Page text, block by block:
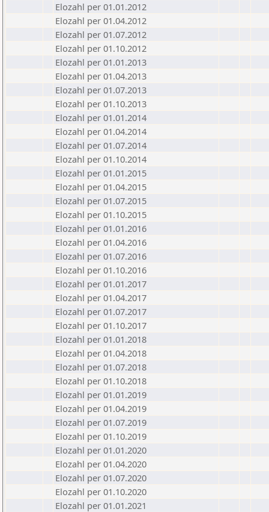
Elozahl per 01.01.2012
Elozahl per 01.04.2012
Elozahl per 01.07.2012
Elozahl per 01.10.2012
Elozahl per 01.01.2013
Elozahl per 01.04.2013
Elozahl per 01.07.2013
Elozahl per 01.10.2013
Elozahl per 01.01.2014
Elozahl per 01.04.2014
Elozahl per 01.07.2014
Elozahl per 01.10.2014
Elozahl per 01.01.2015
Elozahl per 01.04.2015
Elozahl per 01.07.2015
Elozahl per 01.10.2015
Elozahl per 01.01.2016
Elozahl per 01.04.2016
Elozahl per 01.07.2016
Elozahl per 01.10.2016
Elozahl per 01.01.2017
Elozahl per 01.04.2017
Elozahl per 01.07.2017
Elozahl per 01.10.2017
Elozahl per 01.01.2018
Elozahl per 01.04.2018
Elozahl per 01.07.2018
Elozahl per 01.10.2018
Elozahl per 01.01.2019
Elozahl per 01.04.2019
Elozahl per 01.07.2019
Elozahl per 01.10.2019
Elozahl per 01.01.2020
Elozahl per 01.04.2020
Elozahl per 01.07.2020
Elozahl per 01.10.2020
Elozahl per 01.01.2021